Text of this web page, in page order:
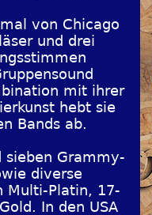
von Chicago
und drei
mit ihrer
hebt sie
Bands ab.
sieben Grammy-
diverse
Multi-Platin, 17-
In den USA